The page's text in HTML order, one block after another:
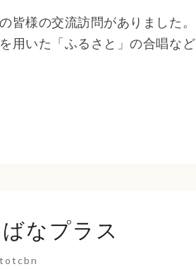
皆様の交流訪問がありました。
用いた「ふるさと」の合唱など
む
なプラス